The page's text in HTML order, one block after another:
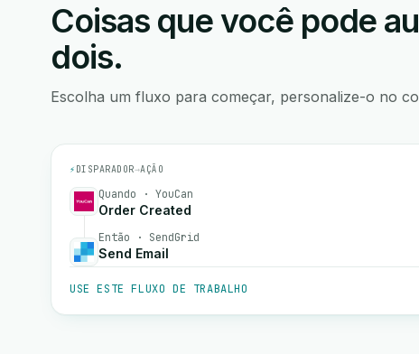
Coisas que você pode
dois.
Escolha um fluxo para começar, personalize-o no
⚡ DISPARADOR→AÇÃO
Quando · YouCan
Order Created
Então · SendGrid
Send Email
USE ESTE FLUXO DE TRABALHO